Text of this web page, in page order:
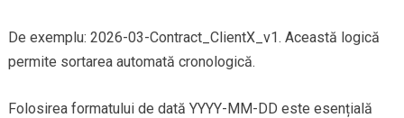
De exemplu: 2026-03-Contract_ClientX_v1. Această logică
permite sortarea automată cronologică.
Folosirea formatului de dată YYYY-MM-DD este esențială